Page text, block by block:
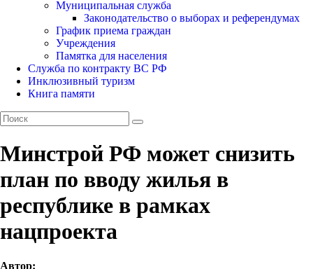
Муниципальная служба
Законодательство о выборах и референдумах
График приема граждан
Учреждения
Памятка для населения
Служба по контракту ВС РФ
Инклюзивный туризм
Книга памяти
Минстрой РФ может снизить
план по вводу жилья в
республике в рамках
нацпроекта
Автор: